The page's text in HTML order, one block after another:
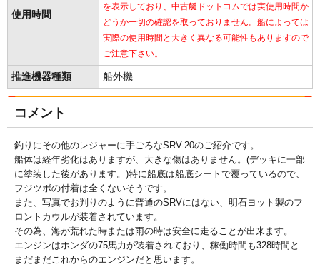
使用時間
を表示しており、中古艇ドットコムでは実使用時間か
どうか一切の確認を取っておりません。船によっては
実際の使用時間と大きく異なる可能性もありますので
ご注意下さい。
推進機器種類 船外機
コメント
釣りにその他のレジャーに手ごろなSRV-20のご紹介です。
船体は経年劣化はありますが、大きな傷はありません。(デッキに一部
に塗装した後があります。)特に船底は船底シートで覆っているので、
フジツボの付着は全くないそうです。
また、写真でお判りのように普通のSRVにはない、明石ヨット製のフ
ロントカウルが装着されています。
その為、海が荒れた時または雨の時は安全に走ることが出来ます。
エンジンはホンダの75馬力が装着されており、稼働時間も328時間と
まだまだこれからのエンジンだと思います。